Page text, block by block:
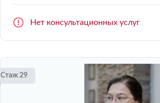
Нет консультационных услуг
Стаж 29